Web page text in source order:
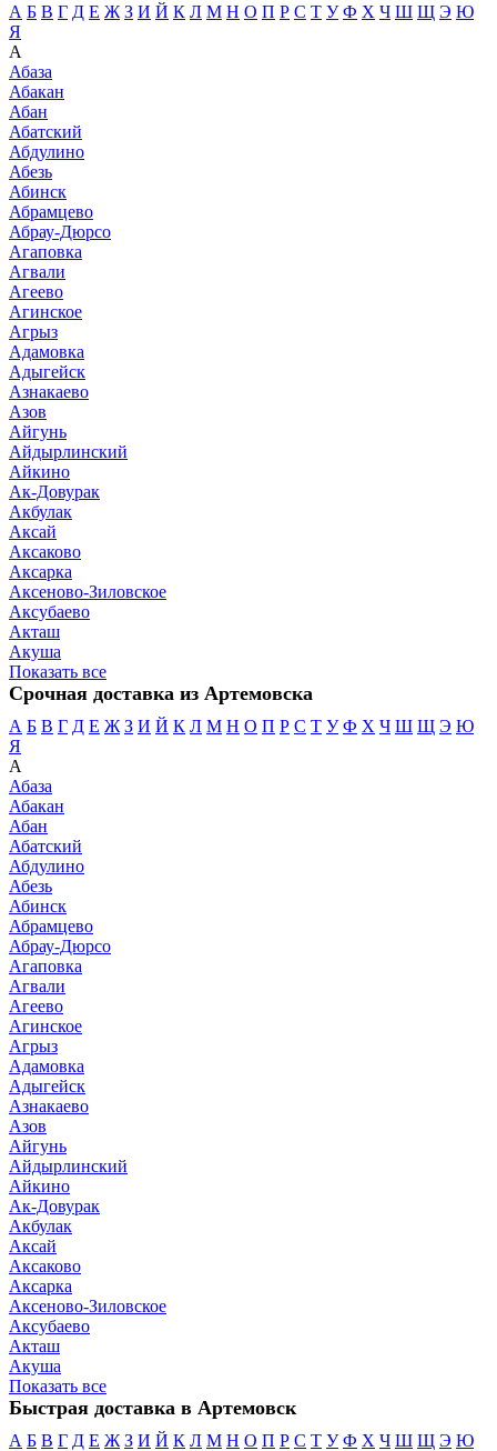
А Б В Г Д Е Ж З И Й К Л М Н О П Р С Т У Ф Х Ч Ш Щ Э Ю
Я
А
Абаза
Абакан
Абан
Абатский
Абдулино
Абезь
Абинск
Абрамцево
Абрау-Дюрсо
Агаповка
Агвали
Агеево
Агинское
Агрыз
Адамовка
Адыгейск
Азнакаево
Азов
Айгунь
Айдырлинский
Айкино
Ак-Довурак
Акбулак
Аксай
Аксаково
Аксарка
Аксеново-Зиловское
Аксубаево
Акташ
Акуша
Показать все
Срочная доставка из Артемовска
А Б В Г Д Е Ж З И Й К Л М Н О П Р С Т У Ф Х Ч Ш Щ Э Ю
Я
А
Абаза
Абакан
Абан
Абатский
Абдулино
Абезь
Абинск
Абрамцево
Абрау-Дюрсо
Агаповка
Агвали
Агеево
Агинское
Агрыз
Адамовка
Адыгейск
Азнакаево
Азов
Айгунь
Айдырлинский
Айкино
Ак-Довурак
Акбулак
Аксай
Аксаково
Аксарка
Аксеново-Зиловское
Аксубаево
Акташ
Акуша
Показать все
Быстрая доставка в Артемовск
А Б В Г Д Е Ж З И Й К Л М Н О П Р С Т У Ф Х Ч Ш Щ Э Ю